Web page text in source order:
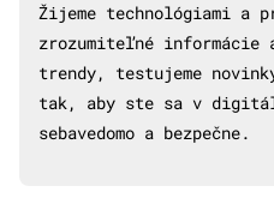
Žijeme technológiami a
zrozumiteľné informácie
trendy, testujeme
tak, aby ste sa v
sebavedomo a bezpečne.